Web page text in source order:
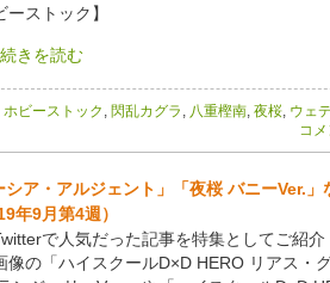
ーストック】
続きを読む
ホビーストック , 閃乱カグラ , 八重樫南, 夜桜, ウェ
コ
シア・アルジェント」「夜桜 バニーVer.」
年9月第4週）
で人気だった記事を特集としてご紹介
像の「ハイスクールD×D HERO リアス・